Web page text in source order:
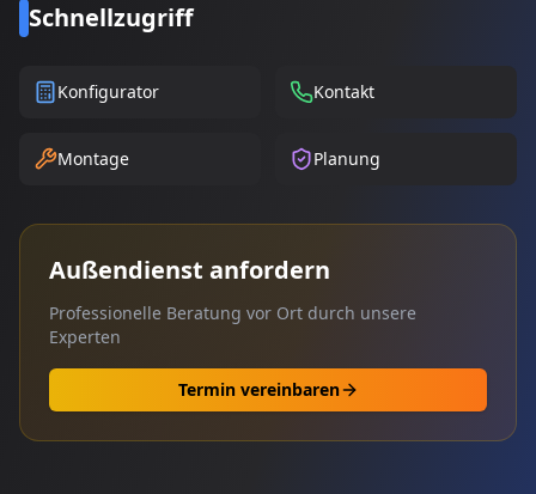
Schnellzugriff
Konfigurator Kontakt
Montage Planung
Außendienst anfordern
Professionelle Beratung vor Ort durch unsere
Experten
Termin vereinbaren